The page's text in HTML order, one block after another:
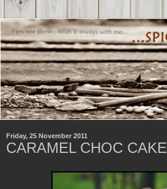
Friday, 25 November 2011
CARAMEL CHOC CAKE